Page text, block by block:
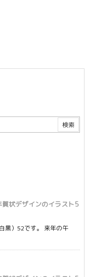
賀状デザインのイラスト5
黒）52です。 来年の午